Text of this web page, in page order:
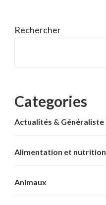
Rechercher
Categories
Actualités & Généraliste
Alimentation et nutrition
Animaux